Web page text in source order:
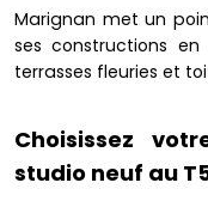
Marignan met un
ses constructions
terrasses fleuries et
Choisissez
studio neuf au